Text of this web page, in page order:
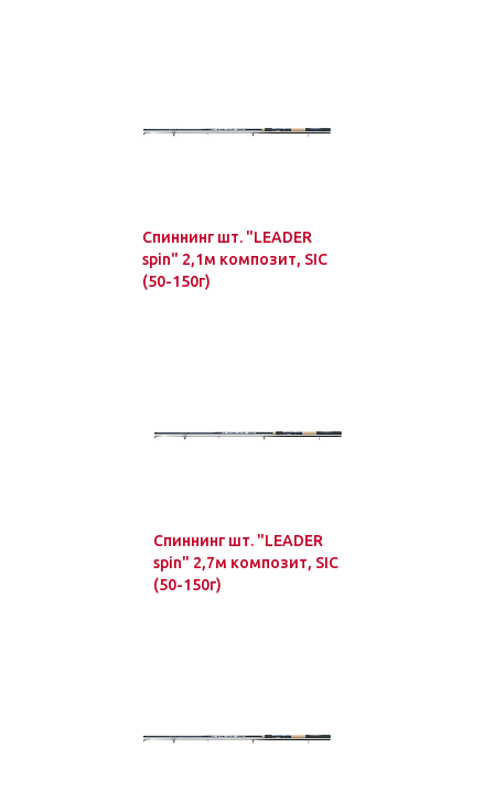
Спиннинг шт. "LEADER
spin" 2,1м композит, SIC
(50-150г)
Спиннинг шт. "LEADER
spin" 2,7м композит, SIC
(50-150г)